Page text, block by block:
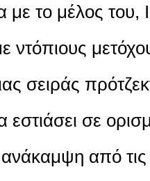
με το μέλος
ντόπιους
σειράς
σε
ανάκαμψη από